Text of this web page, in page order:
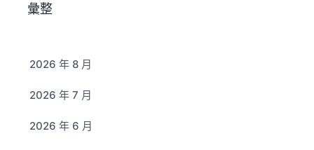
彙整
2026 年 8 月
2026 年 7 月
2026 年 6 月